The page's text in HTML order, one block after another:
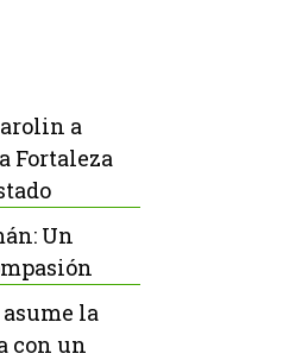
a
Fortaleza
Un
la
con un